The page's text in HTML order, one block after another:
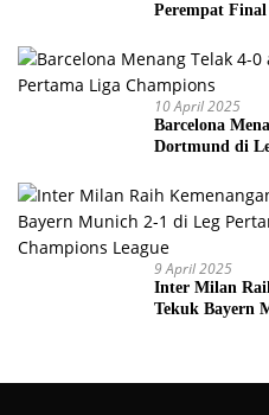
Perempat
10 April 2025
Barcelona
Dortmund di
9 April 2025
Inter Milan
Tekuk Bayern